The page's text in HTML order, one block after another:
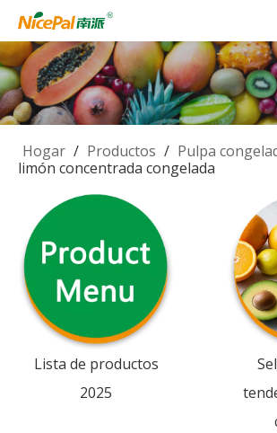
Hogar / Productos / Pulpa
limón concentrada congelada
Lista de productos
2025